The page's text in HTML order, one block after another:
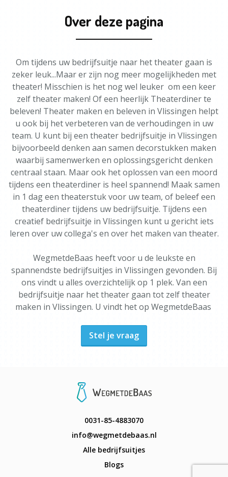
Over deze pagina
Om tijdens uw bedrijfsuitje naar het theater gaan is
zeker leuk...Maar er zijn nog meer mogelijkheden met
theater! Misschien is het nog wel leuker om een keer
zelf theater maken! Of een heerlijk Theaterdiner te
beleven! Theater maken en beleven in Vlissingen helpt
u ook bij het verbeteren van de verhoudingen in uw
team. U kunt bij een theater bedrijfsuitje in Vlissingen
bijvoorbeeld denken aan samen decorstukken maken
waarbij samenwerken en oplossingsgericht denken
centraal staan. Maar ook het oplossen van een moord
tijdens een theaterdiner is heel spannend! Maak samen
in 1 dag een theaterstuk voor uw team, of beleef een
theaterdiner tijdens uw bedrijfsuitje. Tijdens een
creatief bedrijfsuitje in Vlissingen kunt u gericht iets
leren over uw collega's en over het maken van theater.
WegmetdeBaas heeft voor u de leukste en
spannendste bedrijfsuitjes in Vlissingen gevonden. Bij
ons vindt u alles overzichtelijk op 1 plek. Van een
bedrijfsuitje naar het theater gaan tot zelf theater
maken in Vlissingen. U vindt het op WegmetdeBaas
Stel je vraag
0031-85-4883070
info@wegmetdebaas.nl
Alle bedrijfsuitjes
Blogs